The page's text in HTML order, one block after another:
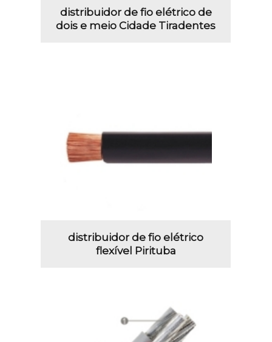
distribuidor de fio elétrico de
dois e meio Cidade Tiradentes
distribuidor de fio elétrico
flexível Pirituba